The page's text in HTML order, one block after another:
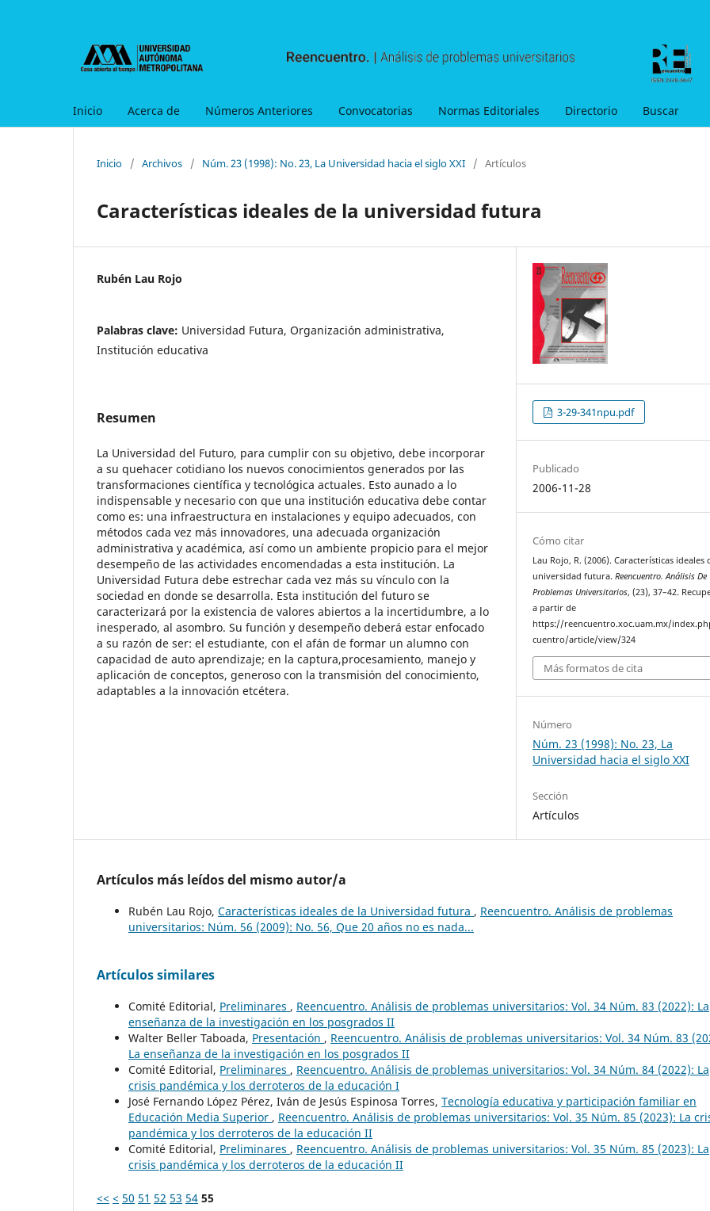
Inicio Acerca de Números Anteriores Convocatorias Normas Editoriales Directorio Buscar
Inicio / Archivos / Núm. 23 (1998): No. 23, La Universidad hacia el siglo XXI / Artículos
Características ideales de la universidad futura
Rubén Lau Rojo
Palabras clave: Universidad Futura, Organización administrativa,
Institución educativa
Resumen
La Universidad del Futuro, para cumplir con su objetivo, debe incorporar
a su quehacer cotidiano los nuevos conocimientos generados por las
transformaciones científica y tecnológica actuales. Esto aunado a lo
indispensable y necesario con que una institución educativa debe contar
como es: una infraestructura en instalaciones y equipo adecuados, con
métodos cada vez más innovadores, una adecuada organización
administrativa y académica, así como un ambiente propicio para el mejor
desempeño de las actividades encomendadas a esta institución. La
Universidad Futura debe estrechar cada vez más su vínculo con la
sociedad en donde se desarrolla. Esta institución del futuro se
caracterizará por la existencia de valores abiertos a la incertidumbre, a lo
inesperado, al asombro. Su función y desempeño deberá estar enfocado
a su razón de ser: el estudiante, con el afán de formar un alumno con
capacidad de auto aprendizaje; en la captura,procesamiento, manejo y
aplicación de conceptos, generoso con la transmisión del conocimiento,
adaptables a la innovación etcétera.
3-29-341npu.pdf
Publicado
2006-11-28
Cómo citar
Lau Rojo, R. (2006). Características ideales
universidad futura.Reencuentro. Análisis De
Problemas Universitarios, (23), 37–42.
a partir de
https://reencuentro.xoc.uam.mx/
cuentro/article/view/324
Más formatos de cita
Número
Núm. 23 (1998): No. 23, La
Universidad hacia el siglo XXI
Sección
Artículos
Artículos más leídos del mismo autor/a
Rubén Lau Rojo, Características ideales de la Universidad futura , Reencuentro. Análisis de problemas
universitarios: Núm. 56 (2009): No. 56, Que 20 años no es nada...
Artículos similares
Comité Editorial, Preliminares , Reencuentro. Análisis de problemas universitarios: Vol. 34 Núm. 83 (2022): La
enseñanza de la investigación en los posgrados II
Walter Beller Taboada, Presentación , Reencuentro. Análisis de problemas universitarios: Vol. 34 Núm. 83
La enseñanza de la investigación en los posgrados II
Comité Editorial, Preliminares , Reencuentro. Análisis de problemas universitarios: Vol. 34 Núm. 84 (2022): La
crisis pandémica y los derroteros de la educación I
José Fernando López Pérez, Iván de Jesús Espinosa Torres, Tecnología educativa y participación familiar en
Educación Media Superior , Reencuentro. Análisis de problemas universitarios: Vol. 35 Núm. 85 (2023): La
pandémica y los derroteros de la educación II
Comité Editorial, Preliminares , Reencuentro. Análisis de problemas universitarios: Vol. 35 Núm. 85 (2023): La
crisis pandémica y los derroteros de la educación II
<< < 50 51 52 53 54 55